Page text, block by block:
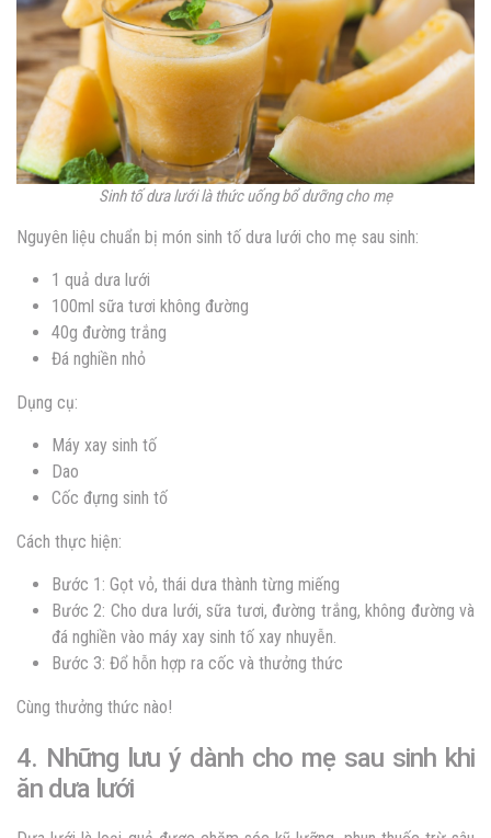
Sinh tố dưa lưới là thức uống bổ dưỡng cho mẹ
Nguyên liệu chuẩn bị món sinh tố dưa lưới cho mẹ sau sinh:
1 quả dưa lưới
100ml sữa tươi không đường
40g đường trắng
Đá nghiền nhỏ
Dụng cụ:
Máy xay sinh tố
Dao
Cốc đựng sinh tố
Cách thực hiện:
Bước 1: Gọt vỏ, thái dưa thành từng miếng
Bước 2: Cho dưa lưới, sữa tươi, đường trắng, không đường và
đá nghiền vào máy xay sinh tố xay nhuyễn.
Bước 3: Đổ hỗn hợp ra cốc và thưởng thức
Cùng thưởng thức nào!
4. Những lưu ý dành cho mẹ sau sinh khi
ăn dưa lưới